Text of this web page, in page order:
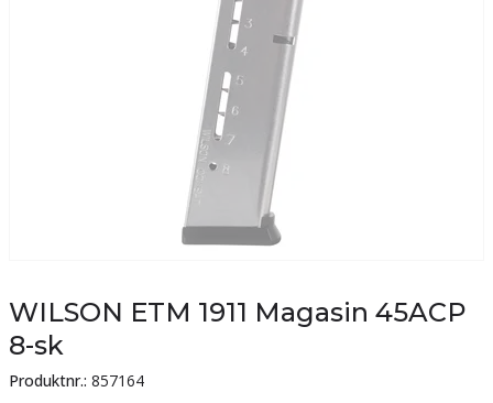
WILSON ETM 1911 Magasin 45ACP
8-sk
Produktnr.: 857164